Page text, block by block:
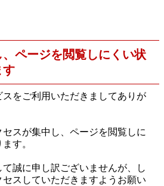
ページを閲覧しにくい状
す
スをご利用いただきましてありが
スが集中し、ページを閲覧しに
す。
誠に申し訳ございませんが、し
スしていただきますようお願い